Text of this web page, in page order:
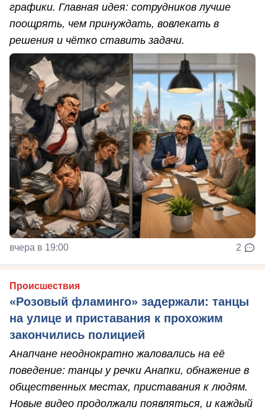
графики. Главная идея: сотрудников лучше
поощрять, чем принуждать, вовлекать в
решения и чётко ставить задачи.
вчера в 19:00 2
Происшествия
«Розовый фламинго» задержали: танцы
на улице и приставания к прохожим
закончились полицией
Анапчане неоднократно жаловались на её
поведение: танцы у речки Анапки, обнажение в
общественных местах, приставания к людям.
Новые видео продолжали появляться, и каждый